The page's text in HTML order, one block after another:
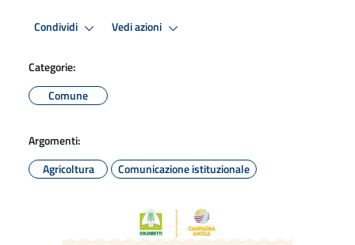
Condividi Vedi azioni
Categorie:
Comune
Argomenti:
Agricoltura
Comunicazione istituzionale